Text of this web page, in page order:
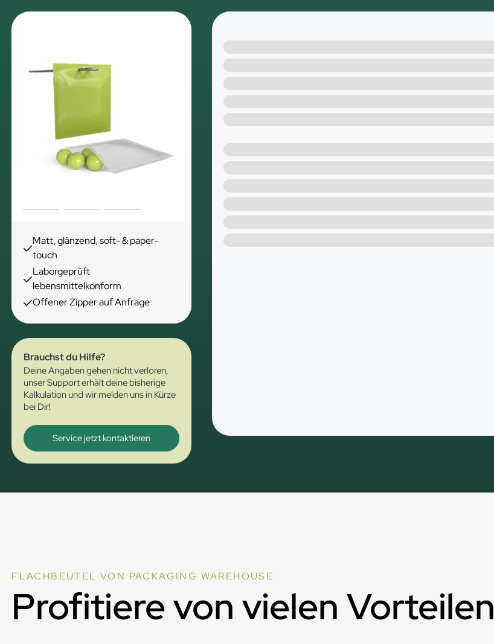
Matt, glänzend, soft- & paper-
touch
Laborgeprüft
lebensmittelkonform
Offener Zipper auf Anfrage
Brauchst du Hilfe?
Deine Angaben gehen nicht verloren,
unser Support erhält deine bisherige
Kalkulation und wir melden uns in Kürze
bei Dir!
Service jetzt kontaktieren
FLACHBEUTEL VON PACKAGING WAREHOUSE
Profitiere von vielen Vorteilen